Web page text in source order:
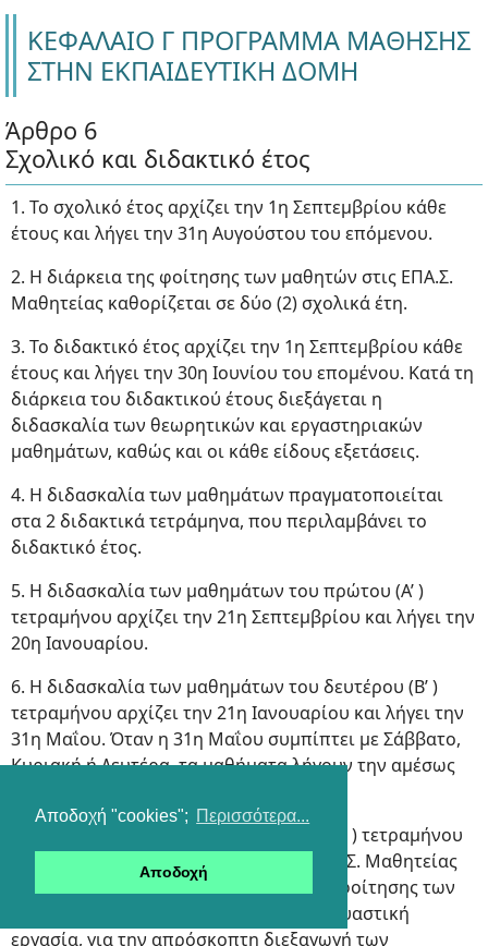
Αποδοχή "cookies"; Περισσότερα...
Αποδοχή
ΚΕΦΑΛΑΙΟ Γ ΠΡΟΓΡΑΜΜΑ ΜΑΘΗΣΗΣ
ΣΤΗΝ ΕΚΠΑΙΔΕΥΤΙΚΗ ΔΟΜΗ
Άρθρο 6
Σχολικό και διδακτικό έτος
1. Το σχολικό έτος αρχίζει την 1η Σεπτεμβρίου κάθε
έτους και λήγει την 31η Αυγούστου του επόμενου.
2. Η διάρκεια της φοίτησης των μαθητών στις ΕΠΑ.Σ.
Μαθητείας καθορίζεται σε δύο (2) σχολικά έτη.
3. Το διδακτικό έτος αρχίζει την 1η Σεπτεμβρίου κάθε
έτους και λήγει την 30η Ιουνίου του επομένου. Κατά τη
διάρκεια του διδακτικού έτους διεξάγεται η
διδασκαλία των θεωρητικών και εργαστηριακών
μαθημάτων, καθώς και οι κάθε είδους εξετάσεις.
4. Η διδασκαλία των μαθημάτων πραγματοποιείται
στα 2 διδακτικά τετράμηνα, που περιλαμβάνει το
διδακτικό έτος.
5. Η διδασκαλία των μαθημάτων του πρώτου (Α’ )
τετραμήνου αρχίζει την 21η Σεπτεμβρίου και λήγει την
20η Ιανουαρίου.
6. Η διδασκαλία των μαθημάτων του δευτέρου (Β’ )
τετραμήνου αρχίζει την 21η Ιανουαρίου και λήγει την
31η Μαΐου. Όταν η 31η Μαΐου συμπίπτει με Σάββατο,
Κυριακή ή Δευτέρα, τα μαθήματα λήγουν την αμέσως
7. Την τελευταία ημέρα του δεύτερου (Β’ ) τετραμήνου
ο Σύλλογος των Διδασκόντων κάθε ΕΠΑ.Σ. Μαθητείας
αποφασίζει για τον χαρακτηρισμό της φοίτησης των
μαθητών και εκτελεί κάθε προπαρασκευαστική
εργασία, για την απρόσκοπτη διεξαγωγή των